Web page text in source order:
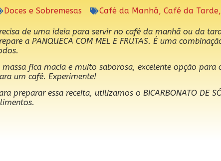
Doces e Sobremesas Café da Manhã, Café da Tarde,
de uma ideia para servir no café da manhã ou da
a PANQUECA COM MEL E FRUTAS. É uma
massa fica macia e muito saborosa, excelente opção
um café. Experimente!
preparar essa receita, utilizamos o BICARBONATO DE